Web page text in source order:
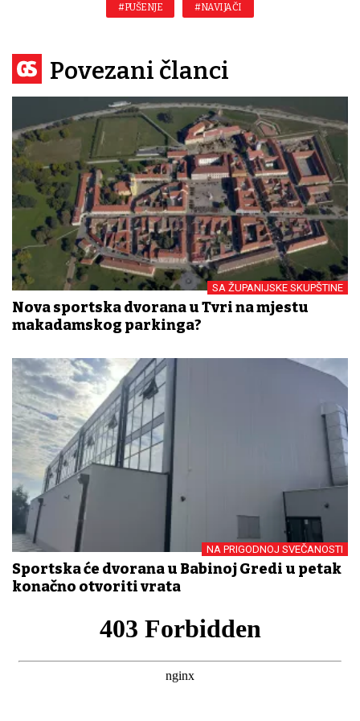
#PUŠENJE #NAVIJAČI
Povezani članci
SA ŽUPANIJSKE SKUPŠTINE
Nova sportska dvorana u Tvrđi na mjestu
makadamskog parkinga?
NA PRIGODNOJ SVEČANOSTI
Sportska će dvorana u Babinoj Gredi u petak
konačno otvoriti vrata